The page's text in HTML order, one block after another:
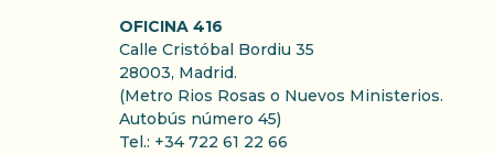
OFICINA 416
Calle Cristóbal Bordiu 35
28003, Madrid.
(Metro Rios Rosas o Nuevos Ministerios.
Autobús número 45)
Tel.: +34 722 61 22 66